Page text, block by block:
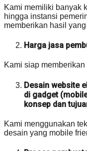
Kami memiliki banyak
hingga instansi
memberikan hasil
Harga jasa
Kami siap
Desain website
di gadget
konsep dan
Kami menggunakan
desain yang mobile